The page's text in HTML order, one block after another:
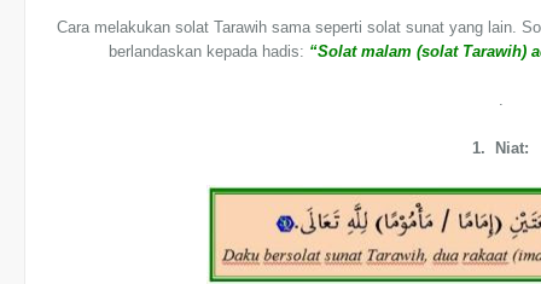
Cara melakukan solat Tarawih sama seperti solat sunat yang lain.
berlandaskan kepada hadis: “Solat malam (solat Tarawih)
1. Niat: